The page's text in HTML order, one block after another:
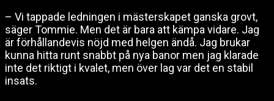
– Vi tappade ledningen i mästerskapet ganska grovt,
säger Tommie. Men det är bara att kämpa vidare. Jag
är förhållandevis nöjd med helgen ändå. Jag brukar
kunna hitta runt snabbt på nya banor men jag klarade
inte det riktigt i kvalet, men över lag var det en stabil
insats.